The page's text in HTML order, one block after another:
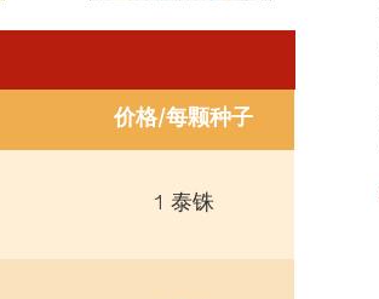
价格/每颗种子
1 泰铢